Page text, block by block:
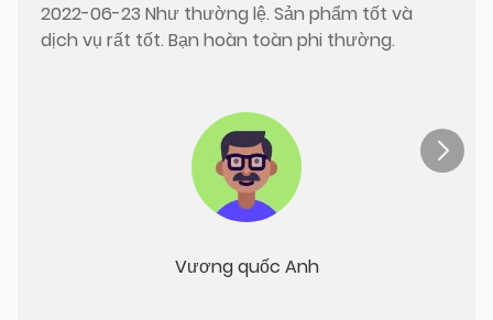
2022-06-23 Như thường lệ. Sản phẩm tốt và
dịch vụ rất tốt. Bạn hoàn toàn phi thường.
Vương quốc Anh